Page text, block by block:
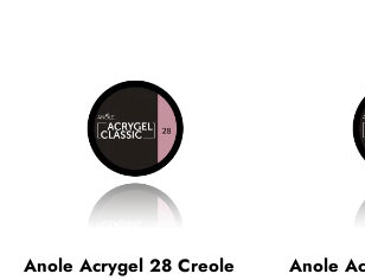
Anole Acrygel 28 Creole
Anole